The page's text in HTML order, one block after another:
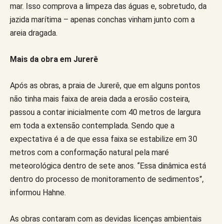
mar. Isso comprova a limpeza das águas e, sobretudo, da
jazida marítima – apenas conchas vinham junto com a
areia dragada.
Mais da obra em Jurerê
Após as obras, a praia de Jurerê, que em alguns pontos
não tinha mais faixa de areia dada a erosão costeira,
passou a contar inicialmente com 40 metros de largura
em toda a extensão contemplada. Sendo que a
expectativa é a de que essa faixa se estabilize em 30
metros com a conformação natural pela maré
meteorológica dentro de sete anos. “Essa dinâmica está
dentro do processo de monitoramento de sedimentos”,
informou Hahne.
As obras contaram com as devidas licenças ambientais